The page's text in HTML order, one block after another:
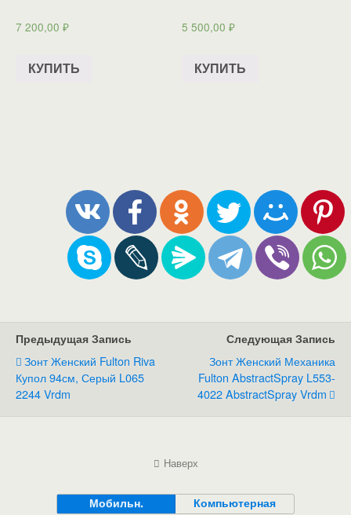
7 200,00 ₽
КУПИТЬ
5 500,00₽
КУПИТЬ
Предыдущая Запись
Зонт Женский Fulton Riva
Купол 94см, Серый L065
2244 Vrdm
Следующая Запись
Зонт Женский Механика
Fulton AbstractSpray L553-
4022 AbstractSpray Vrdm
Наверх
Мобильн. Компьютерная